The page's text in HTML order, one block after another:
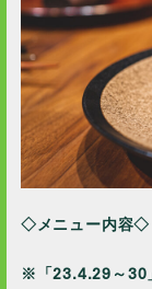
◇メニュー内容◇
※「23.4.29～30